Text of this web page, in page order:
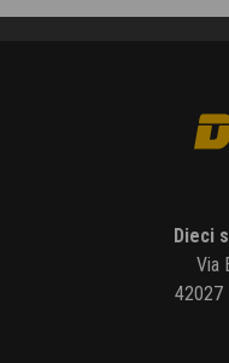
Dieci
Via
42027